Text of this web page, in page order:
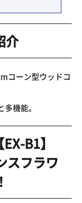
介
コーン型ウッドコ
機能。
B1】
スフラワ